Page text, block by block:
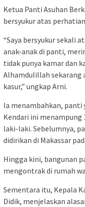
Ketua Panti Asuhan
bersyukur atas
“Saya bersyukur sekali
anak-anak di panti,
tidak punya kamar dan
Alhamdulillah sekarang
kasur,” ungkap Arni.
Ia menambahkan, panti
Kendari ini menampung
laki-laki. Sebelumnya,
didirikan di Makassar
Hingga kini, bangunan
mengontrak di rumah
Sementara itu, Kepala
Didik, menjelaskan